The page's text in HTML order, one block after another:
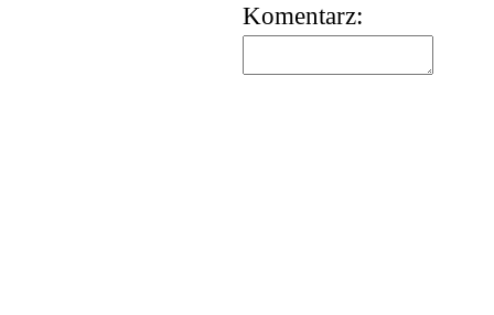
Komentarz: